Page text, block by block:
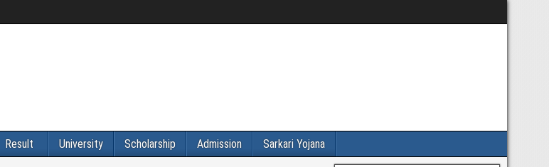
Result University Scholarship Admission Sarkari Yojana